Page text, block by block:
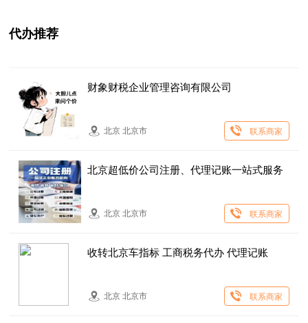
代办推荐
财象财税企业管理咨询有限公司
北京 北京市 联系商家
北京超低价公司注册、代理记账一站式服务
北京 北京市 联系商家
收转北京车指标 工商税务代办 代理记账
北京 北京市 联系商家